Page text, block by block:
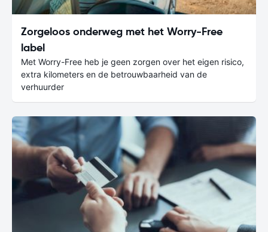
Zorgeloos onderweg met het Worry-Free
label
Met Worry-Free heb je geen zorgen over het eigen risico,
extra kilometers en de betrouwbaarheid van de
verhuurder